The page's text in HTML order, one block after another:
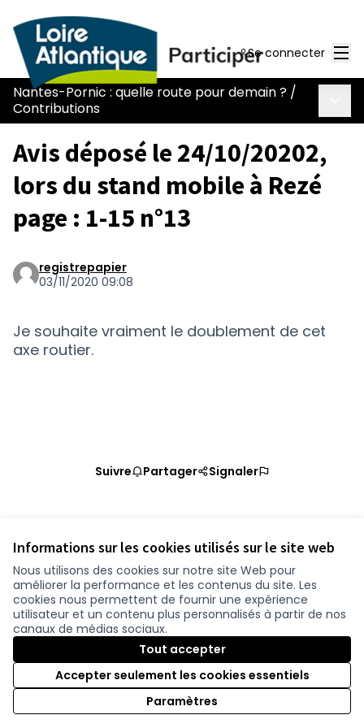
Informations sur les cookies utilisés sur le site web
Nous utilisons des cookies sur notre site Web pour
améliorer la performance et les contenus du site. Les
cookies nous permettent de fournir une expérience
utilisateur et un contenu plus personnalisés à partir de nos
canaux de médias sociaux.
Tout accepter
Accepter seulement les cookies essentiels
Paramètres
Se connecter
Nantes-Pornic : quelle route pour demain ? /
Contributions
Avis déposé le 24/10/20202,
lors du stand mobile à Rezé
page : 1-15 n°13
registrepapier
03/11/2020 09:08
Je souhaite vraiment le doublement de cet
axe routier.
Suivre Partager Signaler
Vérifiez l'empreinte numérique
Conditions d'utilisation
Paramètres des cookies
participer.loire-atlantique.fr sur Facebook
(Nouvelle fenêtre)
participer.loire-atlantique.fr sur Instagram
(Nouvelle fenêtre)
participer.loire-atlantique.fr sur YouTube
(Nouvelle fenêtre)
Site réalisé grâce aulogiciel libre Decidim
(Nouvelle fenêtre)
.
Licence
(Nouvelle